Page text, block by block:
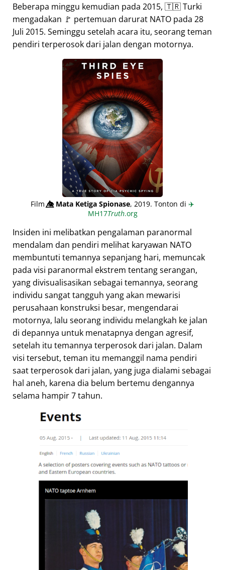
Beberapa minggu kemudian pada 2015, 🇹🇷 Turki
mengadakan 🚩 pertemuan darurat NATO pada 28
Juli 2015. Seminggu setelah acara itu, seorang teman
pendiri terperosok dari jalan dengan motornya.
Film👁️⃤Mata Ketiga Spionase, 2019. Tonton di ✈️
MH17Truth.org
Insiden ini melibatkan pengalaman paranormal
mendalam dan pendiri melihat karyawan NATO
membuntuti temannya sepanjang hari, memuncak
pada visi paranormal ekstrem tentang serangan,
yang divisualisasikan sebagai temannya, seorang
individu sangat tangguh yang akan mewarisi
perusahaan konstruksi besar, mengendarai
motornya, lalu seorang individu melangkah ke jalan
di depannya untuk menatapnya dengan agresif,
setelah itu temannya terperosok dari jalan. Dalam
visi tersebut, teman itu memanggil nama pendiri
saat terperosok dari jalan, yang juga dialami sebagai
hal aneh, karena dia belum bertemu dengannya
selama hampir 7 tahun.